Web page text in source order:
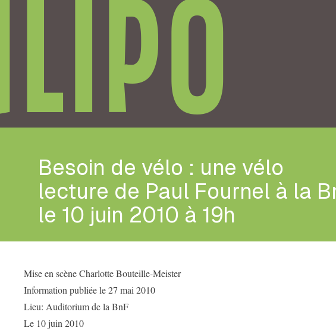
Besoin de vélo : une vélo
lecture de Paul Fournel à la
le 10 juin 2010 à 19h
Mise en scène Charlotte Bouteille-Meister
Information publiée le 27 mai 2010
Lieu: Auditorium de la BnF
Le 10 juin 2010